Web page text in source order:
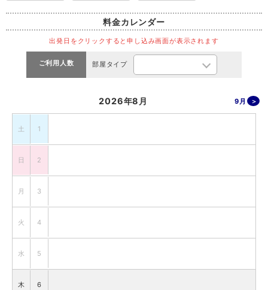
料金カレンダー
出発日をクリックすると申し込み画面が表示されます
ご利用人数 部屋タイプ
2026年8月 9月
土 1
日 2
月 3
火 4
水 5
木 6